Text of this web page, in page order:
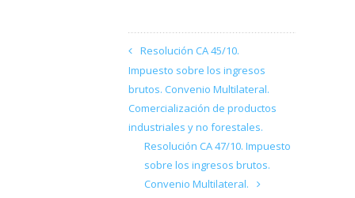
Resolución CA 45/10.
Impuesto sobre los ingresos
brutos. Convenio Multilateral.
Comercialización de productos
industriales y no forestales.
Resolución CA 47/10. Impuesto
sobre los ingresos brutos.
Convenio Multilateral.